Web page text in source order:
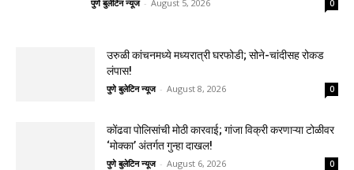
पुणे बुलेटिन न्यूज - August 5, 2026 0
उरुळी कांचनमध्ये मध्यरात्री घरफोडी; सोने-चांदीसह रोकड
लंपास!
पुणे बुलेटिन न्यूज - August 8, 2026 0
कोंढवा पोलिसांची मोठी कारवाई; गांजा विक्री करणाऱ्या टोळीवर
‘मोक्का’ अंतर्गत गुन्हा दाखल!
पुणे बुलेटिन न्यूज - August 6, 2026 0